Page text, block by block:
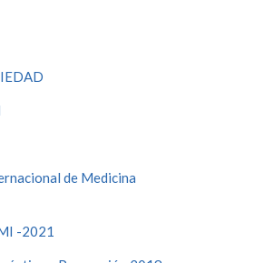
de Medicina
-2021